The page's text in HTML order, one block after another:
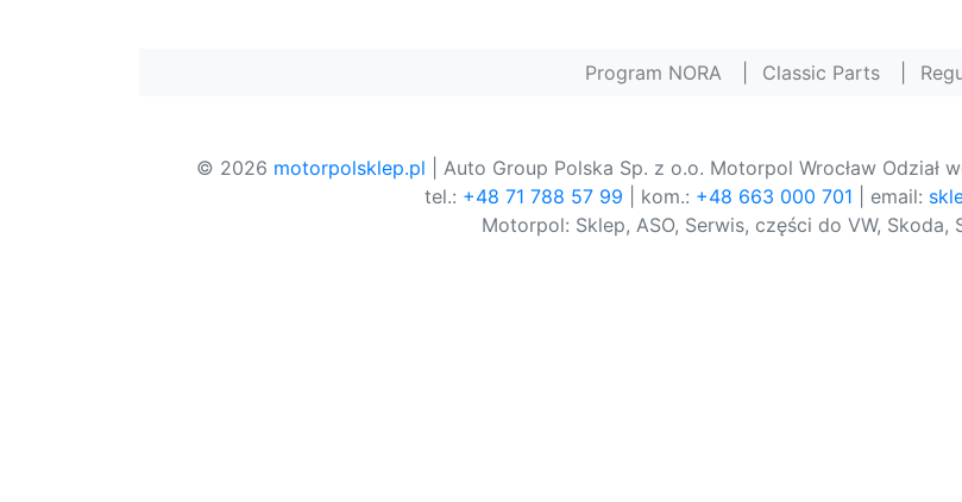
Program NORA Classic Parts
© 2026 motorpolsklep.pl | Auto Group Polska Sp. z o.o. Motorpol Wrocław Odział
tel.: +48 71 788 57 99 | kom.: +48 663 000 701 | email:
Motorpol: Sklep, ASO, Serwis, części do VW, Skoda,